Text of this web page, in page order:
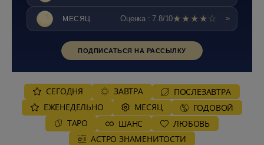
МЕСЯЦ Оценка : 7.8/10★★★★☆ >
ПОДПИСАТЬСЯ НА РАССЫЛКУ
СЕГОДНЯ ЗАВТРА
ПОСЛЕЗАВТРА
ЕЖЕНЕДЕЛЬНО
MЕСЯЦ
ГОДОВОЙ
ТАРО
ШАНС
ЛЮБОВЬ
АСТРО ЗНАМЕНИТОСТИ